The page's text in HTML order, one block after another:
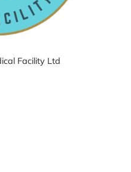
Facility Ltd